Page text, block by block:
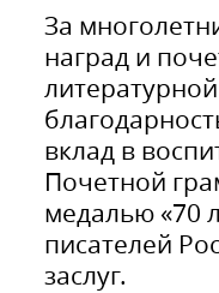
За
наград и
вклад в
Почетной
медалью «70
писателей
заслуг.